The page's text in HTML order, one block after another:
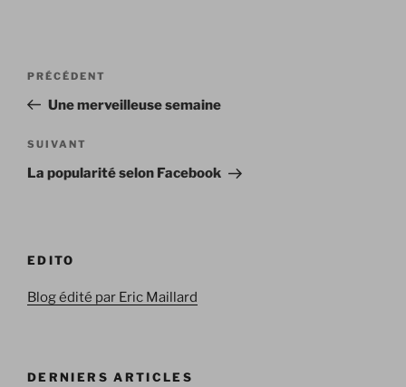
Navigation
l’article
Article
précédent
PRÉCÉDENT
Une merveilleuse semaine
Article
suivant
SUIVANT
La popularité selon Facebook
EDITO
Blog édité par Eric Maillard
DERNIERS ARTICLES